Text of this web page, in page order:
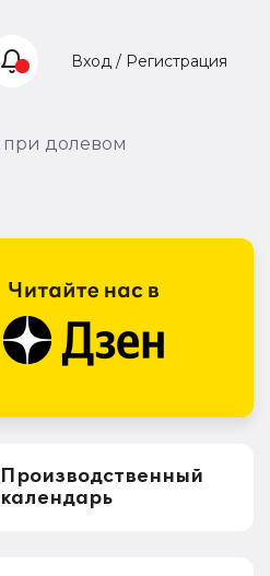
Вход / Регистрация
при долевом
Производственный
календарь